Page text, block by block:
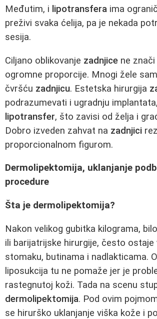
Međutim, i lipotransfera ima
preživi svaka ćelija, pa je nekada
sesija.
Ciljano oblikovanje zadnjice ne
ogromne proporcije. Mnogi žele
čvršću zadnjicu. Estetska hirurgija
podrazumevati i ugradnju
lipotransfer, što zavisi od želja i
Dobro izveden zahvat na zadnjici
proporcionalnom figurom.
Dermolipektomija, uklanjanje
procedure
Šta je dermolipektomija?
Nakon velikog gubitka kilograma,
ili barijatrijske hirurgije, često ostaje
stomaku, butinama i nadlakticama.
liposukcija tu ne pomaže jer je
rastegnutoj koži. Tada na scenu
dermolipektomija. Pod ovim
se hirurško uklanjanje viška kože i